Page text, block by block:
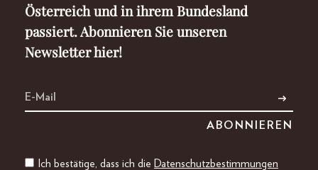
Österreich und in ihrem Bundesland
passiert. Abonnieren Sie unseren
Newsletter hier!
Ich bestätige, dass ich die Datenschutzbestimmungen